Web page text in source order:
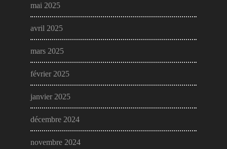
mai 2025
avril 2025
mars 2025
février 2025
janvier 2025
décembre 2024
novembre 2024